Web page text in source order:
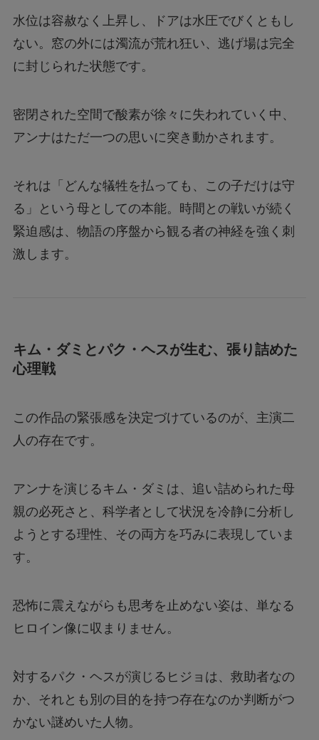
水位は容赦なく上昇し、ドアは水圧でびくともし
ない。窓の外には濁流が荒れ狂い、逃げ場は完全
に封じられた状態です。
密閉された空間で酸素が徐々に失われていく中、
アンナはただ一つの思いに突き動かされます。
それは「どんな犠牲を払っても、この子だけは守
る」という母としての本能。時間との戦いが続く
緊迫感は、物語の序盤から観る者の神経を強く刺
激します。
キム・ダミとパク・ヘスが生む、張り詰めた
心理戦
この作品の緊張感を決定づけているのが、主演二
人の存在です。
アンナを演じるキム・ダミは、追い詰められた母
親の必死さと、科学者として状況を冷静に分析し
ようとする理性、その両方を巧みに表現していま
す。
恐怖に震えながらも思考を止めない姿は、単なる
ヒロイン像に収まりません。
対するパク・ヘスが演じるヒジョは、救助者なの
か、それとも別の目的を持つ存在なのか判断がつ
かない謎めいた人物。